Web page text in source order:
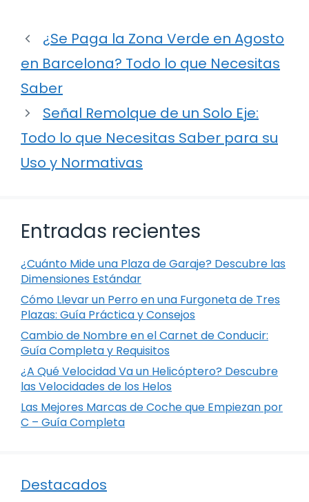
¿Se Paga la Zona Verde en Agosto
en Barcelona? Todo lo que Necesitas
Saber
Señal Remolque de un Solo Eje:
Todo lo que Necesitas Saber para su
Uso y Normativas
Entradas recientes
¿Cuánto Mide una Plaza de Garaje? Descubre las
Dimensiones Estándar
Cómo Llevar un Perro en una Furgoneta de Tres
Plazas: Guía Práctica y Consejos
Cambio de Nombre en el Carnet de Conducir:
Guía Completa y Requisitos
¿A Qué Velocidad Va un Helicóptero? Descubre
las Velocidades de los Helos
Las Mejores Marcas de Coche que Empiezan por
C – Guía Completa
Destacados